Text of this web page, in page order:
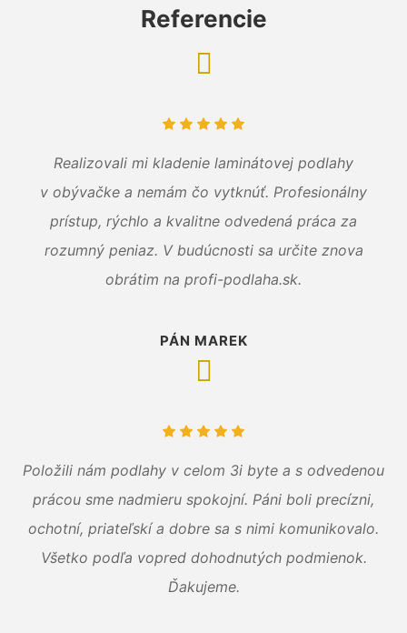
Referencie
Realizovali mi kladenie laminátovej podlahy
v obývačke a nemám čo vytknúť. Profesionálny
prístup, rýchlo a kvalitne odvedená práca za
rozumný peniaz. V budúcnosti sa určite znova
obrátim na profi-podlaha.sk.
PÁN MAREK
Položili nám podlahy v celom 3i byte a s odvedenou
prácou sme nadmieru spokojní. Páni boli precízni,
ochotní, priateľskí a dobre sa s nimi komunikovalo.
Všetko podľa vopred dohodnutých podmienok.
Ďakujeme.